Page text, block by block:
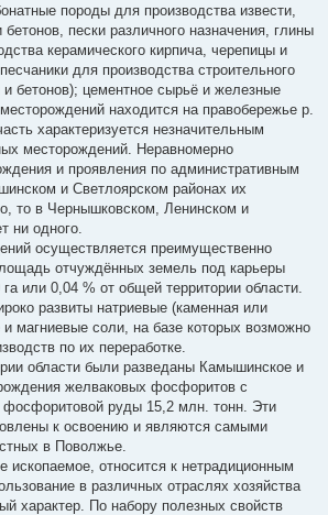
породы для производства извести,
пески различного назначения, глины
керамического кирпича, черепицы и
для производства строительного
бетонов); цементное сырьё и железные
находится на правобережье р.
характеризуется незначительным
месторождений. Неравномерно
и проявления по административным
и Светлоярском районах их
то в Чернышковском, Ленинском и
ни одного.
осуществляется преимущественно
отчуждённых земель под карьеры
или 0,04 % от общей территории области.
развиты натриевые (каменная или
магниевые соли, на базе которых возможно
по их переработке.
области были разведаны Камышинское и
желваковых фосфоритов с
руды 15,2 млн. тонн. Эти
к освоению и являются самыми
в Поволжье.
ископаемое, относится к нетрадиционным
в различных отраслях хозяйства
характер. По набору полезных свойств